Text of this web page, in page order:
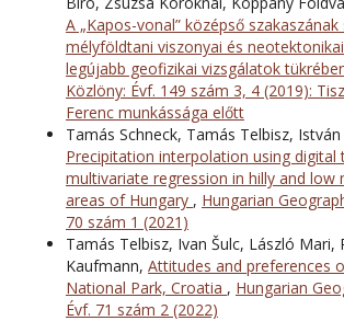
A „Kapos-vonal” középső
mélyföldtani viszonyai és
legújabb geofizikai vizsgálatok
Közlöny: Évf. 149 szám 3, 4 (2019):
Ferenc munkássága előtt
Tamás Schneck, Tamás Telbisz,
Precipitation interpolation using digital
multivariate regression in hilly and low
areas of Hungary , Hungarian
70 szám 1 (2021)
Tamás Telbisz, Ivan Šulc, László Mari,
Kaufmann, Attitudes and preferences
National Park, Croatia , Hungarian
Évf. 71 szám 2 (2022)